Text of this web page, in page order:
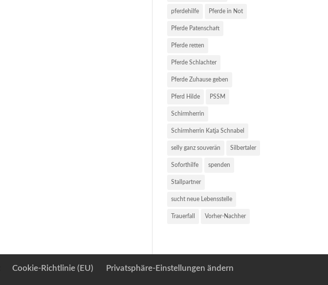
pferdehilfe Pferde in Not
Pferde Patenschaft
Pferde retten
Pferde Schlachter
Pferde Zuhause geben
Pferd Hilde PSSM
Schirmherrin
Schirmherrin Katja Schnabel
selly ganz souverän Silbertaler
Soforthilfe spenden
Stallpartner
sucht neue Lebensstelle
Trauerfall Vorher-Nachher
Cookie-Richtlinie (EU)
Privatsphäre-Einstellungen ändern